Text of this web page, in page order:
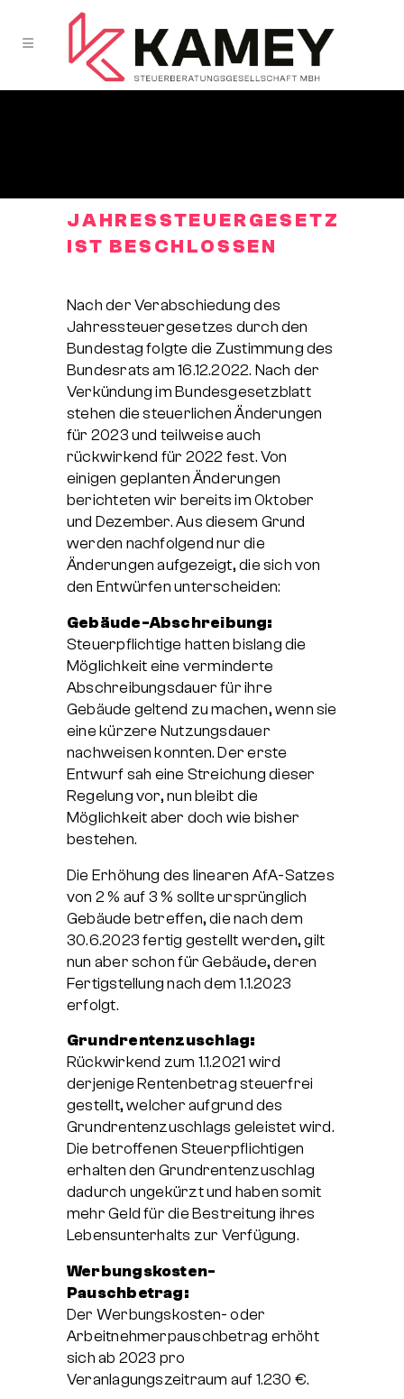
JAHRESSTEUERGESETZ
IST BESCHLOSSEN
Nach der Verabschiedung des
Jahressteuergesetzes durch den
Bundestag folgte die Zustimmung des
Bundesrats am 16.12.2022. Nach der
Verkündung im Bundesgesetzblatt
stehen die steuerlichen Änderungen
für 2023 und teilweise auch
rückwirkend für 2022 fest. Von
einigen geplanten Änderungen
berichteten wir bereits im Oktober
und Dezember. Aus diesem Grund
werden nachfolgend nur die
Änderungen aufgezeigt, die sich von
den Entwürfen unterscheiden:
Gebäude-Abschreibung:
Steuerpflichtige hatten bislang die
Möglichkeit eine verminderte
Abschreibungsdauer für ihre
Gebäude geltend zu machen, wenn sie
eine kürzere Nutzungsdauer
nachweisen konnten. Der erste
Entwurf sah eine Streichung dieser
Regelung vor, nun bleibt die
Möglichkeit aber doch wie bisher
bestehen.
Die Erhöhung des linearen AfA-Satzes
von 2 % auf 3 % sollte ursprünglich
Gebäude betreffen, die nach dem
30.6.2023 fertig gestellt werden, gilt
nun aber schon für Gebäude, deren
Fertigstellung nach dem 1.1.2023
erfolgt.
Grundrentenzuschlag:
Rückwirkend zum 1.1.2021 wird
derjenige Rentenbetrag steuerfrei
gestellt, welcher aufgrund des
Grundrentenzuschlags geleistet wird.
Die betroffenen Steuerpflichtigen
erhalten den Grundrentenzuschlag
dadurch ungekürzt und haben somit
mehr Geld für die Bestreitung ihres
Lebensunterhalts zur Verfügung.
Werbungskosten-
Pauschbetrag:
Der Werbungskosten- oder
Arbeitnehmerpauschbetrag erhöht
sich ab 2023 pro
Veranlagungszeitraum auf 1.230 €.